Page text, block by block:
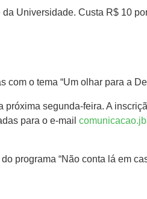
Universidade. Custa R$ 10
o tema “Um olhar para a
segunda-feira. A
para o e-mail
programa “Não conta lá em